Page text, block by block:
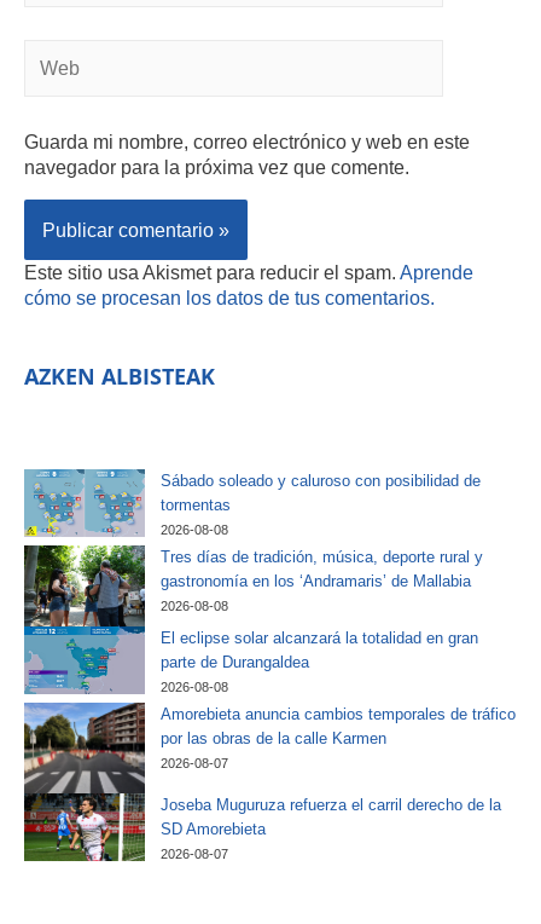
Guarda mi nombre, correo electrónico y web en este
navegador para la próxima vez que comente.
Este sitio usa Akismet para reducir el spam. Aprende
cómo se procesan los datos de tus comentarios.
AZKEN ALBISTEAK
Sábado soleado y caluroso con posibilidad de
tormentas
2026-08-08
Tres días de tradición, música, deporte rural y
gastronomía en los ‘Andramaris’ de Mallabia
2026-08-08
El eclipse solar alcanzará la totalidad en gran
parte de Durangaldea
2026-08-08
Amorebieta anuncia cambios temporales de tráfico
por las obras de la calle Karmen
2026-08-07
Joseba Muguruza refuerza el carril derecho de la
SD Amorebieta
2026-08-07